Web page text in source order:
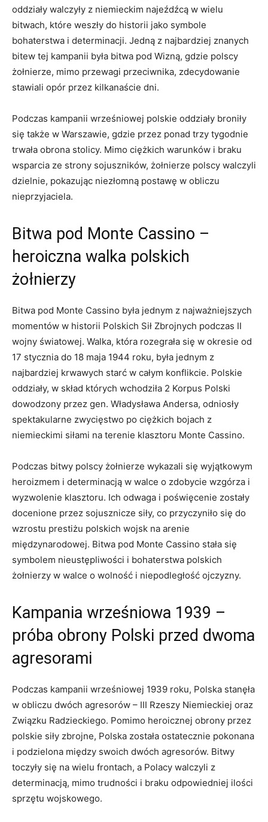
oddziały⁣ walczyły ‌z niemieckim najeźdźcą w wielu
⁢bitwach, które weszły⁤ do historii jako symbole
bohaterstwa ⁢i ⁢determinacji.⁢ Jedną z najbardziej znanych
bitew tej kampanii była bitwa pod Wizną, ​gdzie​ polscy⁣
żołnierze, mimo przewagi przeciwnika, zdecydowanie
stawiali opór przez kilkanaście ⁢dni.
Podczas kampanii wrześniowej polskie oddziały broniły
się także w Warszawie, gdzie przez ponad trzy tygodnie ​
trwała obrona stolicy. Mimo ciężkich‌ warunków i braku⁤
wsparcia‌ ze strony⁢ sojuszników, żołnierze polscy walczyli‍
dzielnie, pokazując niezłomną postawę w obliczu⁣
nieprzyjaciela.
Bitwa pod‌ Monte ‍Cassino –
heroiczna walka polskich
żołnierzy
Bitwa pod Monte Cassino była ​jednym z najważniejszych
momentów ‍w historii Polskich Sił Zbrojnych podczas II ​
wojny‍ światowej. Walka, która rozegrała⁣ się w okresie od
17⁤ stycznia do 18 maja‌ 1944⁣ roku, ​była jednym z​
najbardziej krwawych starć w ⁤całym ⁤konflikcie. Polskie
oddziały, w skład których wchodziła 2 Korpus ⁣Polski
dowodzony przez gen. Władysława Andersa, odniosły
spektakularne zwycięstwo po⁤ ciężkich bojach ⁣z
niemieckimi siłami na terenie klasztoru Monte Cassino.
Podczas bitwy⁢ polscy ​żołnierze wykazali ⁢się wyjątkowym
heroizmem i determinacją ⁣w walce o zdobycie wzgórza i​
wyzwolenie ‍klasztoru. Ich odwaga i poświęcenie zostały
docenione przez sojusznicze siły, co przyczyniło się do
wzrostu prestiżu polskich wojsk na arenie
⁢międzynarodowej. Bitwa pod Monte Cassino stała się
symbolem nieustępliwości i ​bohaterstwa polskich
⁢żołnierzy w ​walce o ⁤wolność i niepodległość⁢ ojczyzny.
Kampania wrześniowa 1939 –
próba obrony Polski przed dwoma
agresorami
Podczas kampanii wrześniowej 1939 roku, Polska‌ stanęła
w​ obliczu dwóch agresorów – III Rzeszy Niemieckiej oraz
Związku Radzieckiego. Pomimo ‍heroicznej obrony przez
polskie siły zbrojne, Polska została ostatecznie pokonana
i podzielona między⁤ swoich‌ dwóch agresorów. Bitwy
⁤toczyły się na wielu frontach, a Polacy walczyli z
determinacją, mimo‌ trudności i ‍braku odpowiedniej⁤ ilości
sprzętu wojskowego.